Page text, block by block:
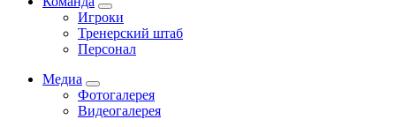
Игроки
Тренерский штаб
Персонал
Медиа
Фотогалерея
Видеогалерея